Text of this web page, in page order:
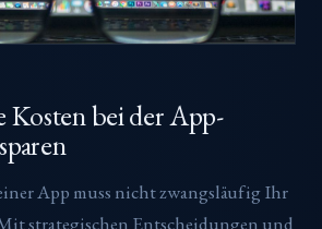
Kosten bei der App-
App muss nicht zwangsläufig Ihr
strategischen Entscheidungen und